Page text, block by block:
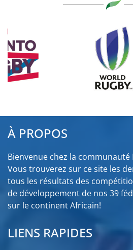
À PROPOS
Bienvenue chez la communauté
Vous trouverez sur ce site les
tous les résultats des
de développement de nos 39
sur le continent Africain!
LIENS RAPIDES